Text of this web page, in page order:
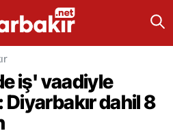
iş' vaadiyle
dahil 8